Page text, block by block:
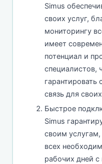
Simus
своих услуг,
мониторингу
имеет
потенциал и
специалистов,
связь для
Быстрое
Simus
своим
всех
рабочих дней